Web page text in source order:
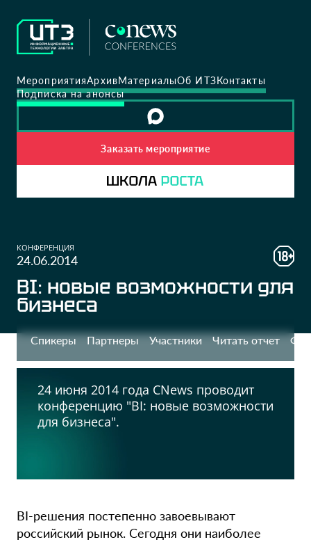
МероприятияАрхивМатериалыОб ИТЗКонтакты
Подписка на анонсы
Заказать мероприятие
КОНФЕРЕНЦИЯ
24.06.2014
BI: новые возможности для
бизнеса
Спикеры Партнеры Участники Читать отчет
24 июня 2014 года CNews проводит
конференцию "BI: новые возможности
для бизнеса".
BI-решения постепенно завоевывают
российский рынок. Сегодня они наиболее